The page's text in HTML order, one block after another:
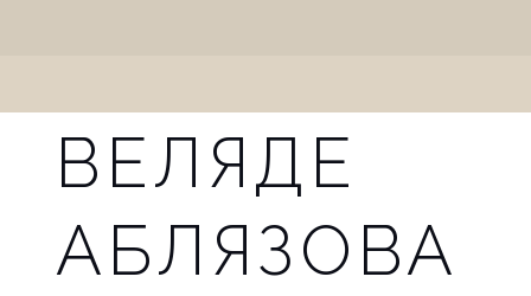
v
ВЕЛЯДЕ
АБЛЯЗОВА